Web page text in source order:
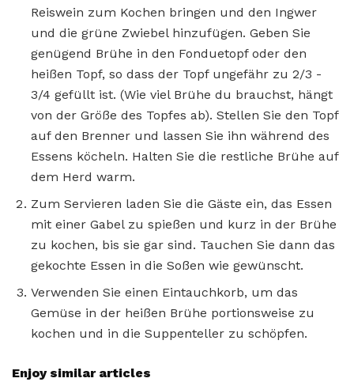
Reiswein zum Kochen bringen und den Ingwer
und die grüne Zwiebel hinzufügen. Geben Sie
genügend Brühe in den Fonduetopf oder den
heißen Topf, so dass der Topf ungefähr zu 2/3 -
3/4 gefüllt ist. (Wie viel Brühe du brauchst, hängt
von der Größe des Topfes ab). Stellen Sie den Topf
auf den Brenner und lassen Sie ihn während des
Essens köcheln. Halten Sie die restliche Brühe auf
dem Herd warm.
Zum Servieren laden Sie die Gäste ein, das Essen
mit einer Gabel zu spießen und kurz in der Brühe
zu kochen, bis sie gar sind. Tauchen Sie dann das
gekochte Essen in die Soßen wie gewünscht.
Verwenden Sie einen Eintauchkorb, um das
Gemüse in der heißen Brühe portionsweise zu
kochen und in die Suppenteller zu schöpfen.
Enjoy similar articles